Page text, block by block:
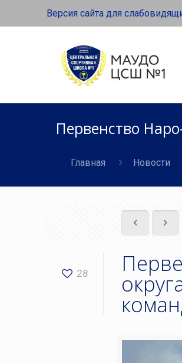
Версия сайта для
Первенство
Главная Новости
28